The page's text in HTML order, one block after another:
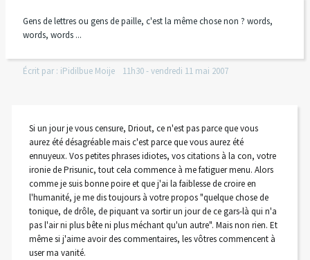
Gens de lettres ou gens de paille, c'est la même chose non ? words,
words, words ...
Écrit par : iPidilbue Moije 11h30-vendredi 11 mai 2007
Si un jour je vous censure, Driout, ce n'est pas parce que vous
aurez été désagréable mais c'est parce que vous aurez été
ennuyeux. Vos petites phrases idiotes, vos citations à la con, votre
ironie de Prisunic, tout cela commence à me fatiguer menu. Alors
comme je suis bonne poire et que j'ai la faiblesse de croire en
l'humanité, je me dis toujours à votre propos "quelque chose de
tonique, de drôle, de piquant va sortir un jour de ce gars-là qui n'a
pas l'air ni plus bête ni plus méchant qu'un autre". Mais non rien. Et
même si j'aime avoir des commentaires, les vôtres commencent à
user ma vanité.